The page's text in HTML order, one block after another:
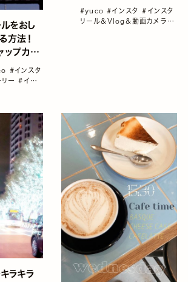
をおし
方法！
プカッ
ウェーブ
yucoの
#インスタ
リー#イン
う！／yucoの加工レシ
ピ Vol.71
#yuco#インスタ#インスタ
リール＆Vlog＆動画カメラ#
ラキラ